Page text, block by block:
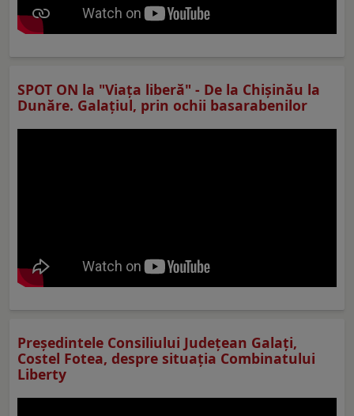
SPOT ON la "Viaţa liberă" - De la Chișinău la
Dunăre. Galațiul, prin ochii basarabenilor
Preşedintele Consiliului Judeţean Galaţi,
Costel Fotea, despre situaţia Combinatului
Liberty